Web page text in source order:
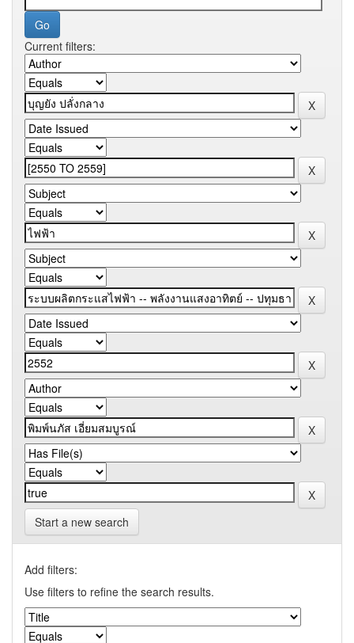
Current filters:
Start a new search
Add filters:
Use filters to refine the search results.